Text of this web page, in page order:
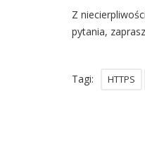
Z
pytania,
Tagi: HTTPS